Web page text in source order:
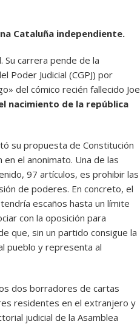
Cataluña independiente.
Su carrera pende de la
Poder Judicial (CGPJ) por
del cómico recién fallecido Joe
nacimiento de la república
su propuesta de Constitución
el anonimato. Una de las
97 artículos, es prohibir las
de poderes. En concreto, el
escaños hasta un límite
con la oposición para
que, sin un partido consigue la
pueblo y representa al
dos borradores de cartas
residentes en el extranjero y
judicial de la Asamblea